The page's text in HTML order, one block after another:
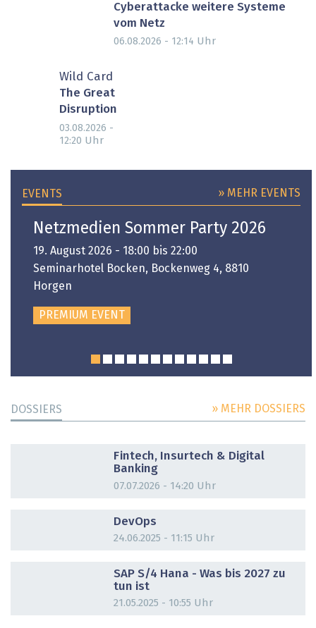
Cyberattacke weitere Systeme
vom Netz
06.08.2026 - 12:14 Uhr
Wild Card
The Great
Disruption
03.08.2026 -
12:20 Uhr
EVENTS » MEHR EVENTS
Netzmedien Sommer Party 2026
19. August 2026 - 18:00 bis 22:00
Seminarhotel Bocken, Bockenweg 4, 8810
Horgen
PREMIUM EVENT
DOSSIERS » MEHR DOSSIERS
Fintech, Insurtech & Digital
Banking
07.07.2026 - 14:20 Uhr
DevOps
24.06.2025 - 11:15 Uhr
SAP S/4 Hana - Was bis 2027 zu
tun ist
21.05.2025 - 10:55 Uhr